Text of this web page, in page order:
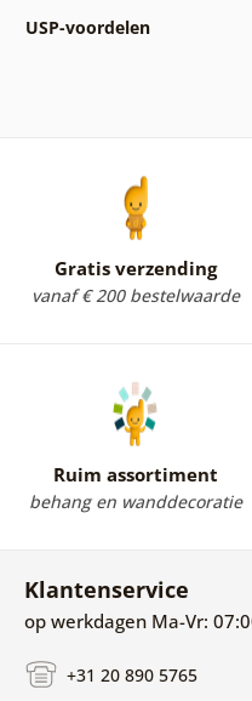
USP-voordelen
Gratis verzending
vanaf € 200 bestelwaarde
Ruim assortiment
behang en wanddecoratie
Klantenservice
op werkdagen Ma-Vr:
+31 20 890 5765